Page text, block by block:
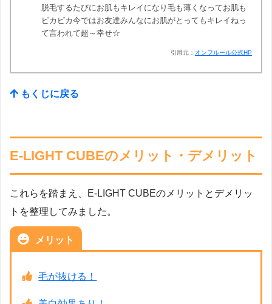
脱毛するたびにお肌もキレイになり毛も薄くなってお肌も
ピカピカ今ではお友達みんなにお肌がとってもキレイねっ
て言われて超～幸せ☆
引用元： オンフルール公式HP
もくじに戻る
E-LIGHT CUBEのメリット・デメリット
これらを踏まえ、E-LIGHT CUBEのメリットとデメリッ
トを整理してみました。
メリット
毛が抜ける！